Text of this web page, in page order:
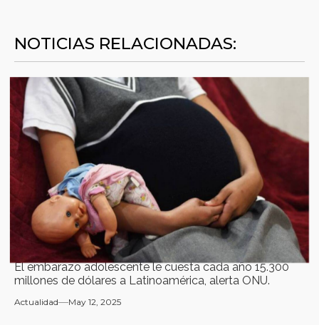
NOTICIAS RELACIONADAS:
El embarazo adolescente le cuesta cada año 15.300
millones de dólares a Latinoamérica, alerta ONU.
Actualidad May 12, 2025